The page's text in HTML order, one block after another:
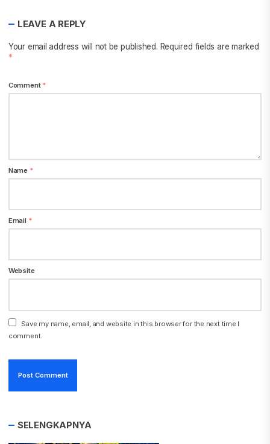
LEAVE A REPLY
Your email address will not be published. Required fields are marked
*
Comment *
Name *
Email *
Website
Save my name, email, and website in this browser for the next time I
comment.
SELENGKAPNYA